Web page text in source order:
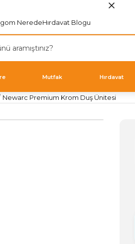
NeredeHırdavat Blogu
Mutfak Hırdavat
Newarc Premium Krom Duş Ünitesi